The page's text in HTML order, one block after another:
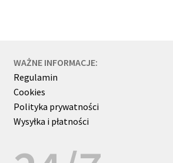
WAŻNE INFORMACJE:
Regulamin
Cookies
Polityka prywatności
Wysyłka i płatności